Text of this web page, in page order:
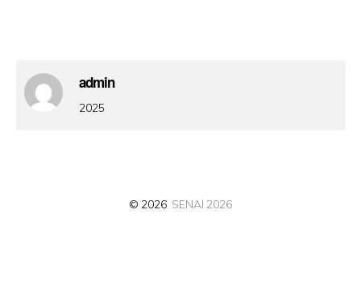
admin
2025
© 2026 SENAI 2026